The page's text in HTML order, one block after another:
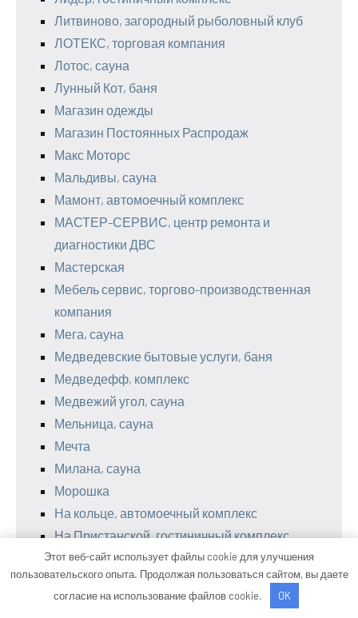
Литвиново, загородный рыболовный клуб
ЛОТЕКС, торговая компания
Лотос, сауна
Лунный Кот, баня
Магазин одежды
Магазин Постоянных Распродаж
Макс Моторс
Мальдивы, сауна
Мамонт, автомоечный комплекс
МАСТЕР-СЕРВИС, центр ремонта и
диагностики ДВС
Мастерская
Мебель сервис, торгово-производственная
компания
Мега, сауна
Медведевские бытовые услуги, баня
Медведефф, комплекс
Медвежий угол, сауна
Мельница, сауна
Мечта
Милана, сауна
Морошка
На кольце, автомоечный комплекс
На Пристанской, гостиничный комплекс
На сладкой базе, автомойка
Навигатор на Московской, гостевой дом
Нано-мойка кох, автомойка
Этот веб-сайт использует файлы cookie для улучшения
пользовательского опыта. Продолжая пользоваться сайтом, вы даете
согласие на использование файлов cookie.
OK